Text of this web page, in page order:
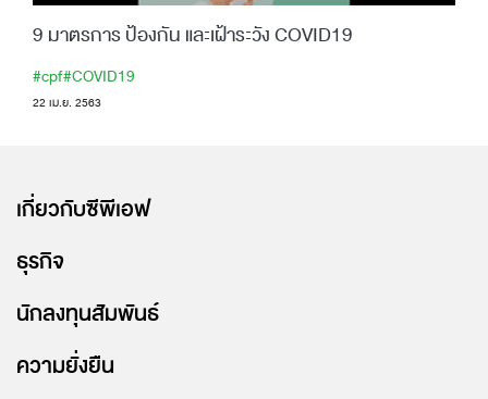
9 มาตรการ ป้องกัน และเฝ้าระวัง COVID19
#cpf#COVID19
22 เม.ย. 2563
เกี่ยวกับซีพีเอฟ
ธุรกิจ
นักลงทุนสัมพันธ์
ความยั่งยืน